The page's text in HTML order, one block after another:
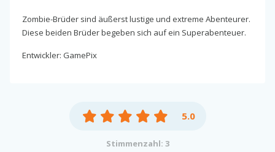
Zombie-Brüder sind äußerst lustige und extreme Abenteurer.
Diese beiden Brüder begeben sich auf ein Superabenteuer.
Entwickler: GamePix
5.0
Stimmenzahl: 3